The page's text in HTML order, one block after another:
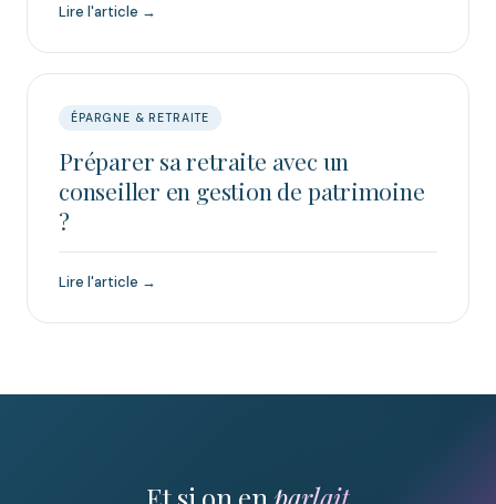
Lire l'article →
ÉPARGNE & RETRAITE
Préparer sa retraite avec un
conseiller en gestion de patrimoine
?
Lire l'article →
Et si on enparlait